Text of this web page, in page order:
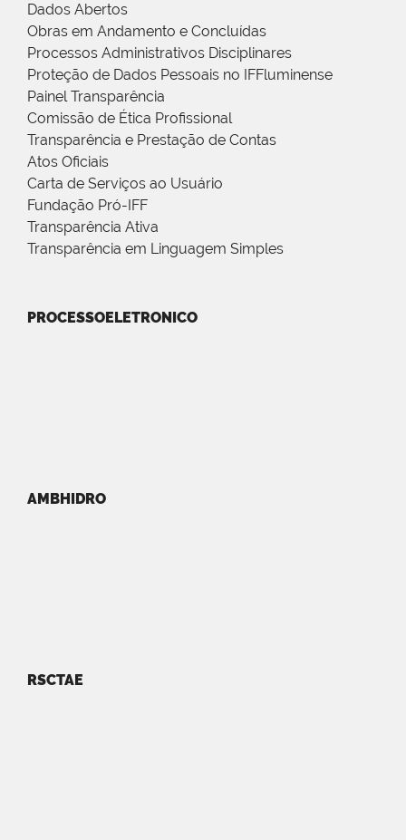
Dados Abertos
Obras em Andamento e Concluídas
Processos Administrativos Disciplinares
Proteção de Dados Pessoais no IFFluminense
Painel Transparência
Comissão de Ética Profissional
Transparência e Prestação de Contas
Atos Oficiais
Carta de Serviços ao Usuário
Fundação Pró-IFF
Transparência Ativa
Transparência em Linguagem Simples
PROCESSOELETRONICO
AMBHIDRO
RSCTAE